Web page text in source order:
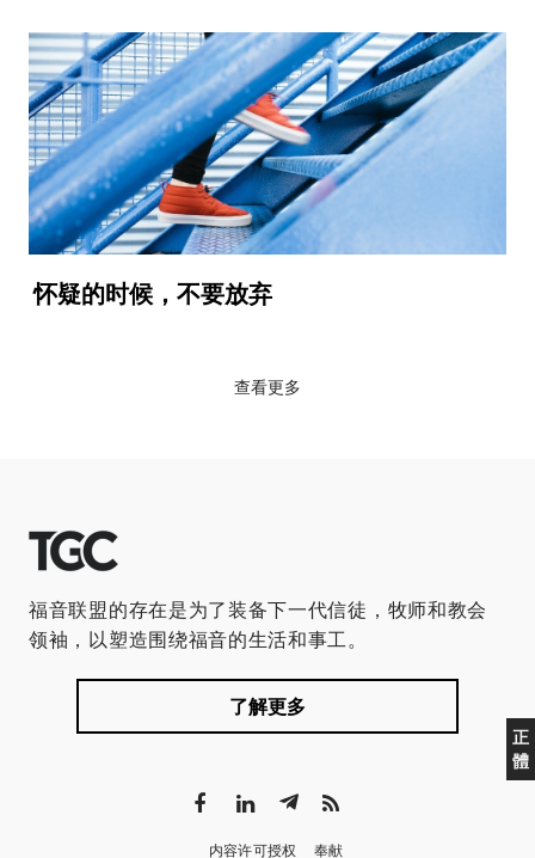
怀疑的时候，不要放弃
查看更多
正
體
福音联盟的存在是为了装备下一代信徒，牧师和教会
领袖，以塑造围绕福音的生活和事工。
了解更多
内容许可授权 奉献